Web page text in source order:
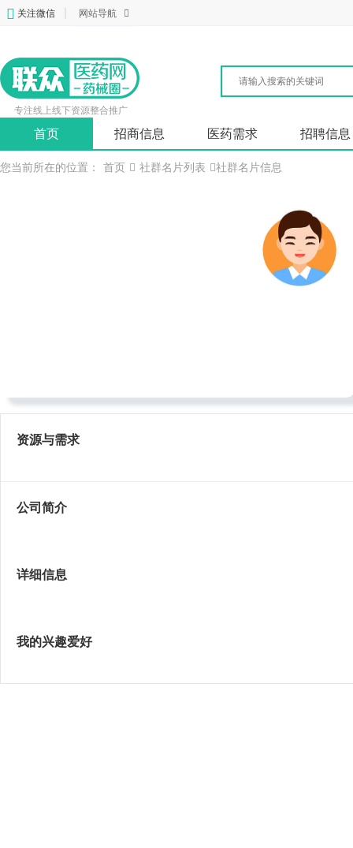
关注微信 网站导航
专注线上线下资源整合推广
首页 招商信息 医药需求 招聘信息
您当前所在的位置： 首页 社群名片列表 社群名片信息
资源与需求
公司简介
详细信息
我的兴趣爱好